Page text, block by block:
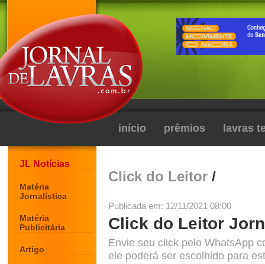
início prêmios lavras
JL Notícias
Matéria
Jornalística
Matéria
Publicitária
Artigo
Click do Leitor /
Publicada em: 12/11/2021 08:00
Click do Leitor
Envie seu click pelo WhatsApp
ele poderá ser escolhido para